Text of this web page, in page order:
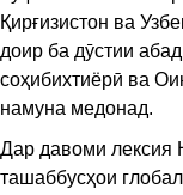
Қирғизистон ва
доир ба дӯстии
соҳибихтиёрӣ ва
намуна медонад.
​Дар давоми
ташаббусҳои